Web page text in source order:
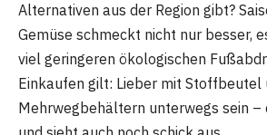
Alternativen aus der Region gibt?
Gemüse schmeckt nicht nur besser,
viel geringeren ökologischen
Einkaufen gilt: Lieber mit Stoffbeutel
Mehrwegbehältern unterwegs sein